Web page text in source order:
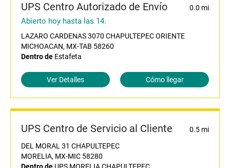
UPS Centro Autorizado de Envío 0.0 mi
Abierto hoy hasta las 14.
LAZARO CARDENAS 3070 CHAPULTEPEC ORIENTE
MICHOACAN, MX-TAB 58260
Dentro de Estafeta
Ver Detalles Cómo llegar
UPS Centro de Servicio al Cliente
0.5 mi
DEL MORAL 31 CHAPULTEPEC
MORELIA, MX-MIC 58280